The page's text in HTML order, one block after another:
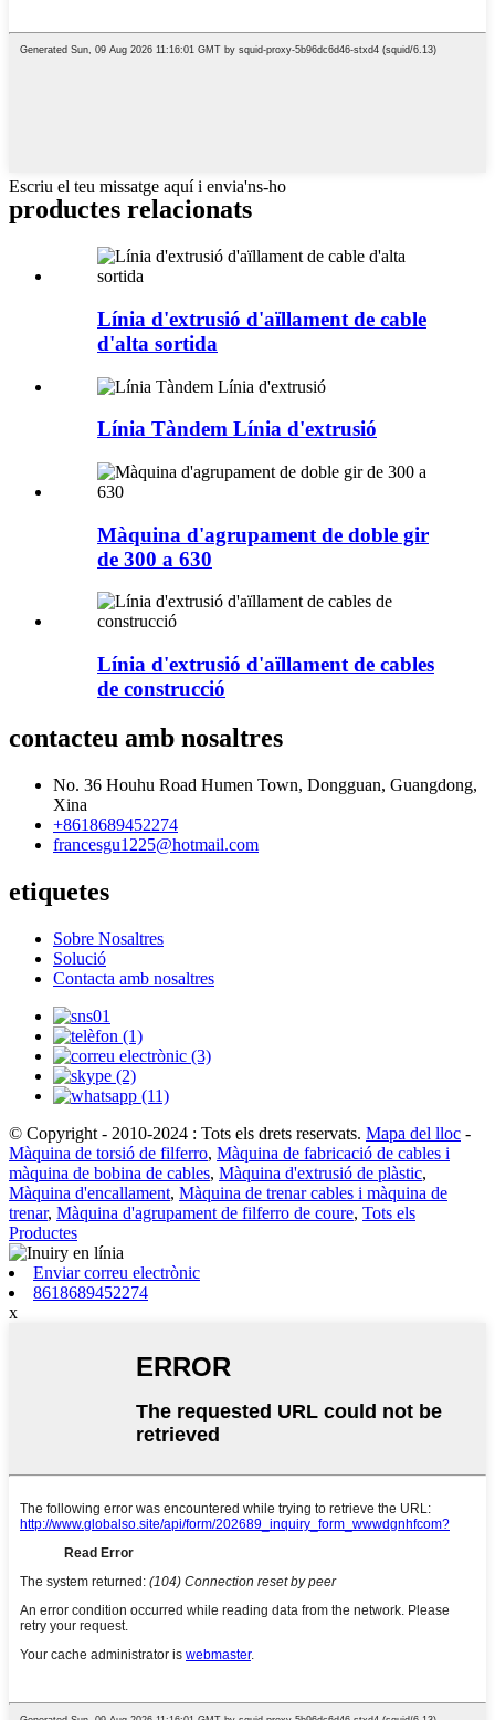
Escriu el teu missatge aquí i envia'ns-ho
productes relacionats
Línia d'extrusió d'aïllament de cable
d'alta sortida
Línia Tàndem Línia d'extrusió
Màquina d'agrupament de doble gir
de 300 a 630
Línia d'extrusió d'aïllament de cables
de construcció
contacteu amb nosaltres
No. 36 Houhu Road Humen Town, Dongguan, Guangdong,
Xina
+8618689452274
francesgu1225@hotmail.com
etiquetes
Sobre Nosaltres
Solució
Contacta amb nosaltres
© Copyright - 2010-2024 : Tots els drets reservats. Mapa del lloc -
Màquina de torsió de filferro, Màquina de fabricació de cables i
màquina de bobina de cables, Màquina d'extrusió de plàstic,
Màquina d'encallament, Màquina de trenar cables i màquina de
trenar, Màquina d'agrupament de filferro de coure, Tots els
Productes
Enviar correu electrònic
8618689452274
x